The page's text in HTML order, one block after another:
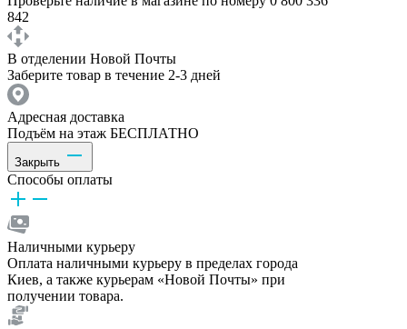
842
В отделении Новой Почты
Заберите товар в течение 2-3 дней
Адресная доставка
Подъём на этаж БЕСПЛАТНО
Закрыть
Способы оплаты
Наличными курьеру
Оплата наличными курьеру в пределах города
Киев, а также курьерам «Новой Почты» при
получении товара.